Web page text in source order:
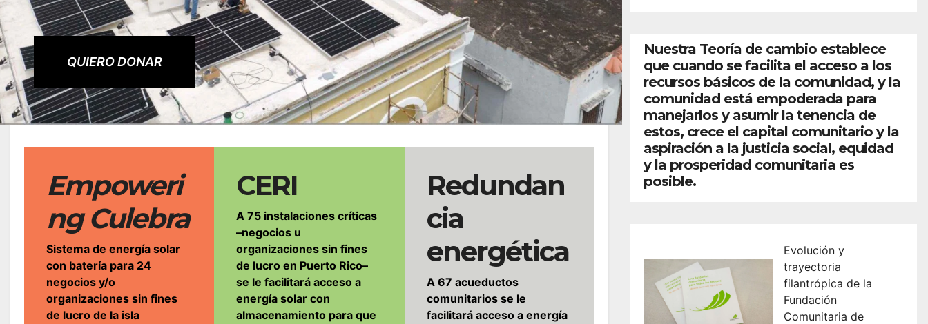
QUIERO DONAR
Empoweri
ng Culebra
Sistema de energía solar
con batería para 24
negocios y/o
organizaciones sin fines
de lucro de la isla
CERI
A 75 instalaciones críticas
–negocios u
organizaciones sin fines
de lucro en Puerto Rico–
se le facilitará acceso a
energía solar con
almacenamiento para que
Redundan
cia
energética
A 67 acueductos
comunitarios se le
facilitará acceso a energía
Nuestra Teoría de cambio establece
que cuando se facilita el acceso a los
recursos básicos de la comunidad, y la
comunidad está empoderada para
manejarlos y asumir la tenencia de
estos, crece el capital comunitario y la
aspiración a la justicia social, equidad
y la prosperidad comunitaria es
posible.
Evolución y
trayectoria
filantrópica de la
Fundación
Comunitaria de